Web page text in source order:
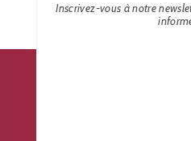
Inscrivez-vous à notre